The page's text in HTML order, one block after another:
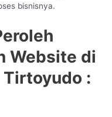
bisnisnya.
Website di
Tirtoyudo :